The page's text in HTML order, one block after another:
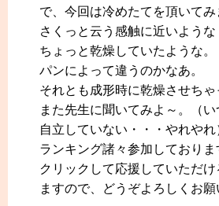
で、今回は冷めたてを頂いてみ
さくっと云う感触に近いような
ちょっと乾燥していたような。
パンによって違うのかなあ。
それとも成形時に乾燥させちゃ
また先生に聞いてみよ～。（
自立していない・・・やれやれ
ランキング諸々参加しておりま
クリックして応援していただけ
ますので、どうぞよろしくお